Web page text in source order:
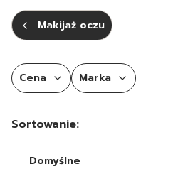
Makijaż oczu
Cena Marka
Lista
Sortowanie:
Domyślne